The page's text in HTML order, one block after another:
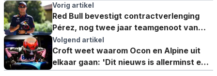
Vorig artikel
Red Bull bevestigt contractverlenging
Pérez, nog twee jaar teamgenoot van
Verstappen
Volgend artikel
Croft weet waarom Ocon en Alpine uit
elkaar gaan: 'Dit nieuws is allerminst een
verrassing'